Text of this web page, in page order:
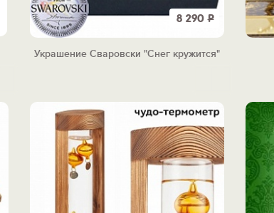
8 290Р
Украшение Сваровски "Снег кружится"